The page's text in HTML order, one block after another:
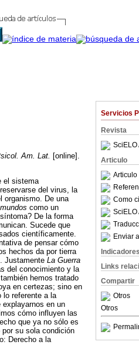
Servicios
Revista
SciELO
Articulo
Articulo
Como
SciELO
Enviar
Indicadores
Links
Compartir
Otros
Otros
Am. Lat. [online].
el sistema
del virus, la
organismo. De una
como un
De la forma
Sucede que
científicamente.
de pensar cómo
hechos da por tierra
Justamente La Guerra
del conocimiento y la
hemos tratado
en certezas; sino en
lo referente a la
en un
cómo influyen las
que ya no sólo es
su sola condición
Derecho a la